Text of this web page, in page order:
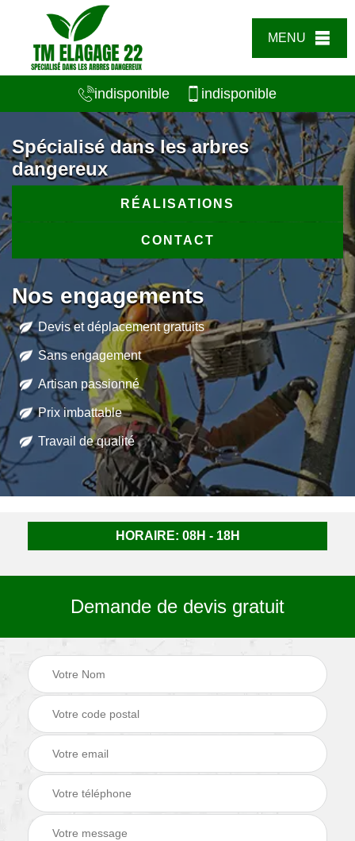
MENU
indisponible indisponible
Spécialisé dans les arbres
dangereux
RÉALISATIONS
CONTACT
Nos engagements
Devis et déplacement gratuits
Sans engagement
Artisan passionné
Prix imbattable
Travail de qualité
HORAIRE: 08H - 18H
Demande de devis gratuit